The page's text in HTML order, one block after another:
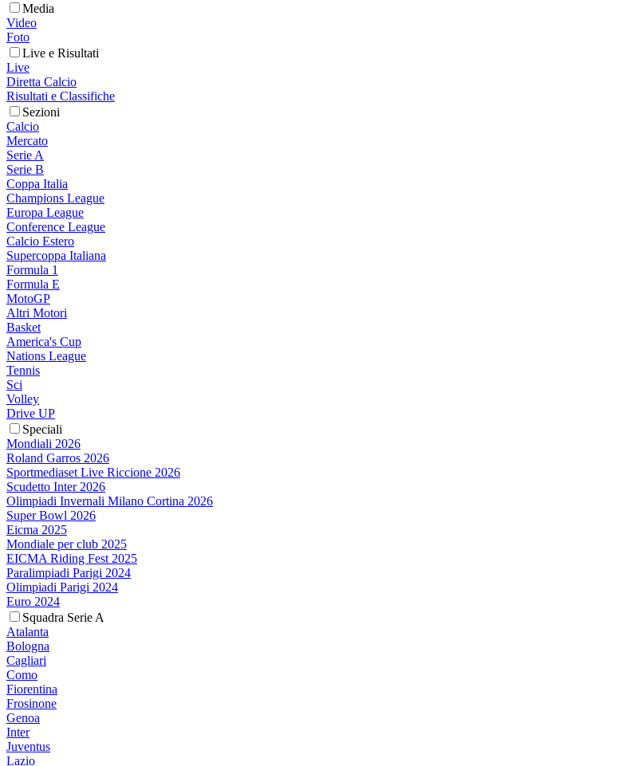
Media
Video
Foto
Live e Risultati
Live
Diretta Calcio
Risultati e Classifiche
Sezioni
Calcio
Mercato
Serie A
Serie B
Coppa Italia
Champions League
Europa League
Conference League
Calcio Estero
Supercoppa Italiana
Formula 1
Formula E
MotoGP
Altri Motori
Basket
America's Cup
Nations League
Tennis
Sci
Volley
Drive UP
Speciali
Mondiali 2026
Roland Garros 2026
Sportmediaset Live Riccione 2026
Scudetto Inter 2026
Olimpiadi Invernali Milano Cortina 2026
Super Bowl 2026
Eicma 2025
Mondiale per club 2025
EICMA Riding Fest 2025
Paralimpiadi Parigi 2024
Olimpiadi Parigi 2024
Euro 2024
Squadra Serie A
Atalanta
Bologna
Cagliari
Como
Fiorentina
Frosinone
Genoa
Inter
Juventus
Lazio